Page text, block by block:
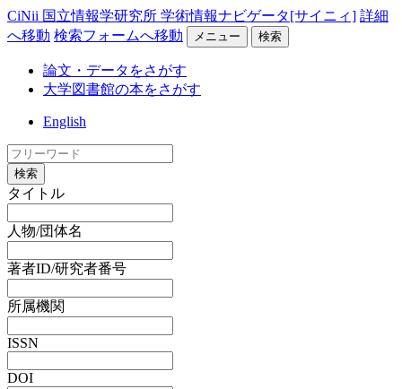
CiNii 国立情報学研究所 学術情報ナビゲータ[サイニィ] 詳細
へ移動 検索フォームへ移動 メニュー 検索
論文・データをさがす
大学図書館の本をさがす
English
検索
タイトル
人物/団体名
著者ID/研究者番号
所属機関
ISSN
DOI